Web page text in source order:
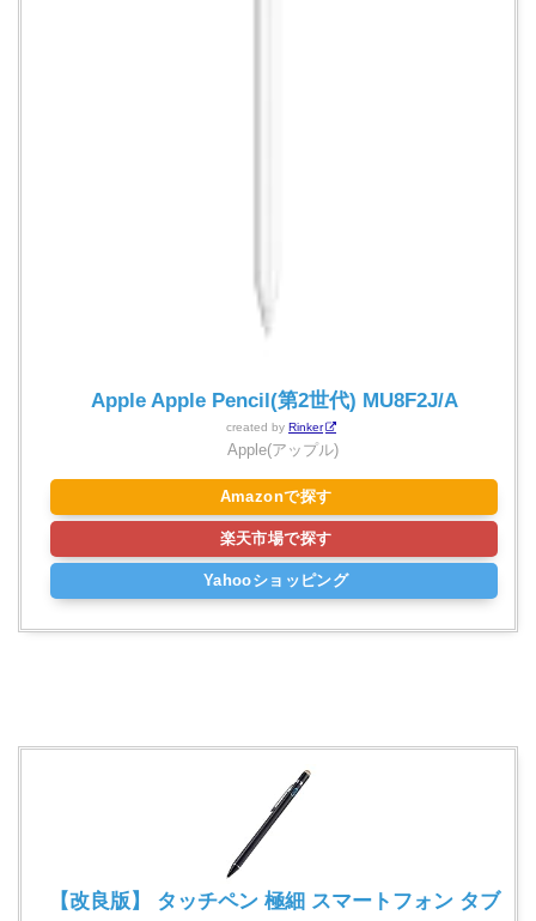
Apple Apple Pencil(第2世代) MU8F2J/A
created by Rinker
Apple(アップル)
Amazonで探す
楽天市場で探す
Yahooショッピング
【改良版】 タッチペン 極細 スマートフォン タブ